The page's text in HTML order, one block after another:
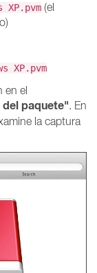
XP.pvm (el
XP.pvm
en el
paquete". En
la captura